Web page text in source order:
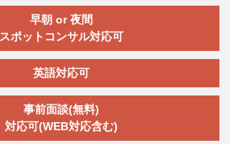
早朝 or 夜間
スポットコンサル対応可
英語対応可
事前面談(無料)
対応可(WEB対応含む)